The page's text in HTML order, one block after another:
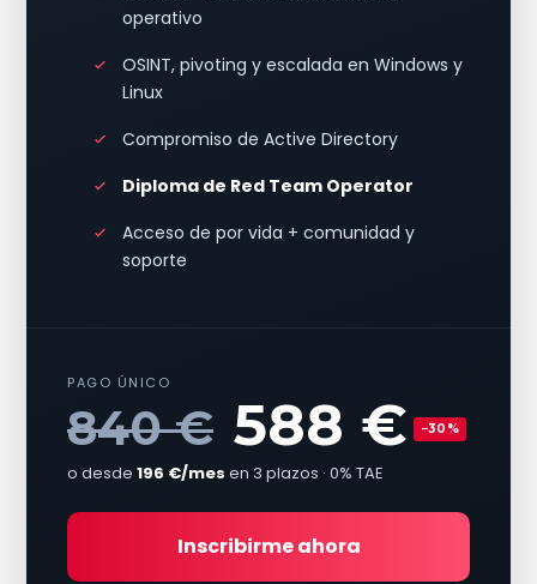
operativo
OSINT, pivoting y escalada en Windows y
Linux
Compromiso de Active Directory
Diploma de Red Team Operator
Acceso de por vida + comunidad y
soporte
PAGO ÚNICO
840 € 588 € −30%
o desde 196 €/mes en 3 plazos · 0% TAE
Inscribirme ahora